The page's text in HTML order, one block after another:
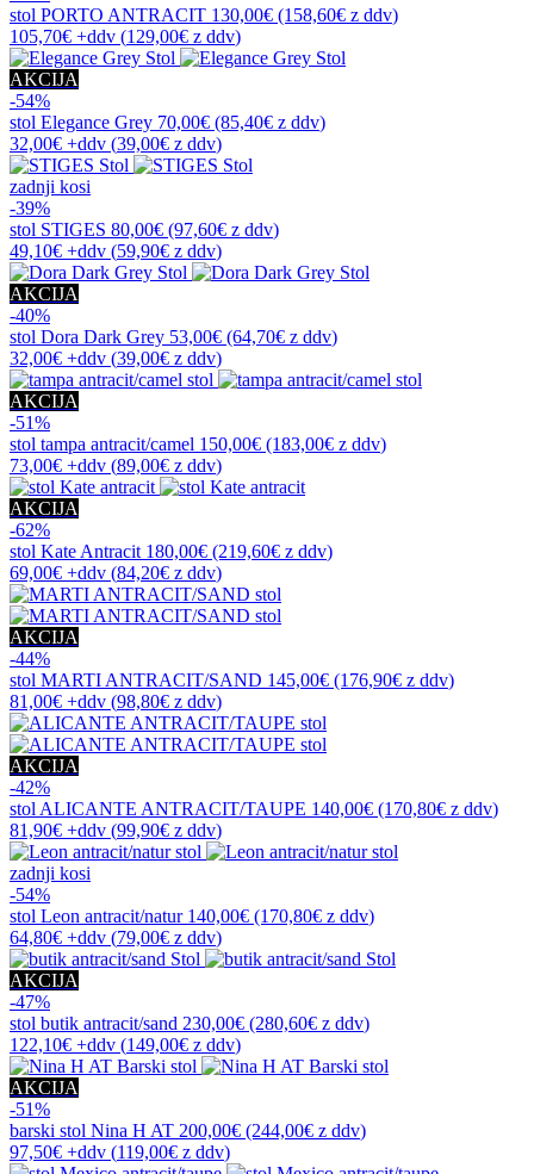
stol PORTO ANTRACIT 130,00€ (158,60€ z ddv)
105,70€ +ddv (129,00€ z ddv)
AKCIJA
-54%
stol Elegance Grey 70,00€ (85,40€ z ddv)
32,00€ +ddv (39,00€ z ddv)
zadnji kosi
-39%
stol STIGES 80,00€ (97,60€ z ddv)
49,10€ +ddv (59,90€ z ddv)
AKCIJA
-40%
stol Dora Dark Grey 53,00€ (64,70€ z ddv)
32,00€ +ddv (39,00€ z ddv)
AKCIJA
-51%
stol tampa antracit/camel 150,00€ (183,00€ z ddv)
73,00€ +ddv (89,00€ z ddv)
AKCIJA
-62%
stol Kate Antracit 180,00€ (219,60€ z ddv)
69,00€ +ddv (84,20€ z ddv)
AKCIJA
-44%
stol MARTI ANTRACIT/SAND 145,00€ (176,90€ z ddv)
81,00€ +ddv (98,80€ z ddv)
AKCIJA
-42%
stol ALICANTE ANTRACIT/TAUPE 140,00€ (170,80€ z ddv)
81,90€ +ddv (99,90€ z ddv)
zadnji kosi
-54%
stol Leon antracit/natur 140,00€ (170,80€ z ddv)
64,80€ +ddv (79,00€ z ddv)
AKCIJA
-47%
stol butik antracit/sand 230,00€ (280,60€ z ddv)
122,10€ +ddv (149,00€ z ddv)
AKCIJA
-51%
barski stol Nina H AT 200,00€ (244,00€ z ddv)
97,50€ +ddv (119,00€ z ddv)